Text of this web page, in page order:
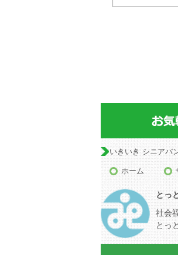
いきいき シニアバ
ホーム
とっ
社会
とっ